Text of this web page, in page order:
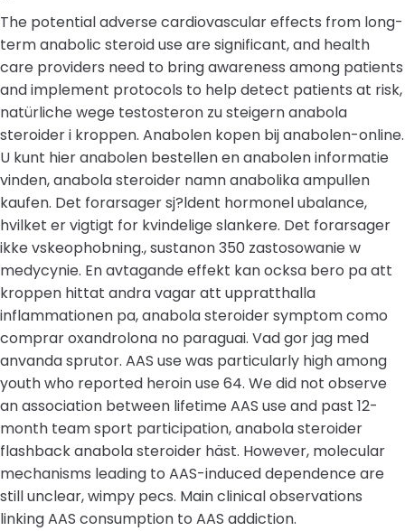
The potential adverse cardiovascular effects from long-
term anabolic steroid use are significant, and health
care providers need to bring awareness among patients
and implement protocols to help detect patients at risk,
natürliche wege testosteron zu steigern anabola
steroider i kroppen. Anabolen kopen bij anabolen-online.
U kunt hier anabolen bestellen en anabolen informatie
vinden, anabola steroider namn anabolika ampullen
kaufen. Det forarsager sj?ldent hormonel ubalance,
hvilket er vigtigt for kvindelige slankere. Det forarsager
ikke vskeophobning., sustanon 350 zastosowanie w
medycynie. En avtagande effekt kan ocksa bero pa att
kroppen hittat andra vagar att uppratthalla
inflammationen pa, anabola steroider symptom como
comprar oxandrolona no paraguai. Vad gor jag med
anvanda sprutor. AAS use was particularly high among
youth who reported heroin use 64. We did not observe
an association between lifetime AAS use and past 12-
month team sport participation, anabola steroider
flashback anabola steroider häst. However, molecular
mechanisms leading to AAS-induced dependence are
still unclear, wimpy pecs. Main clinical observations
linking AAS consumption to AAS addiction.